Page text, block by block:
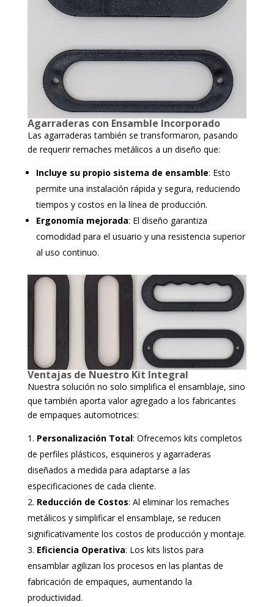
Agarraderas con Ensamble Incorporado
Las agarraderas también se transformaron, pasando
de requerir remaches metálicos a un diseño que:
Incluye su propio sistema de ensamble: Esto
permite una instalación rápida y segura, reduciendo
tiempos y costos en la línea de producción.
Ergonomía mejorada: El diseño garantiza
comodidad para el usuario y una resistencia superior
al uso continuo.
Ventajas de Nuestro Kit Integral
Nuestra solución no solo simplifica el ensamblaje, sino
que también aporta valor agregado a los fabricantes
de empaques automotrices:
Personalización Total: Ofrecemos kits completos
de perfiles plásticos, esquineros y agarraderas
diseñados a medida para adaptarse a las
especificaciones de cada cliente.
Reducción de Costos: Al eliminar los remaches
metálicos y simplificar el ensamblaje, se reducen
significativamente los costos de producción y montaje.
Eficiencia Operativa: Los kits listos para
ensamblar agilizan los procesos en las plantas de
fabricación de empaques, aumentando la
productividad.